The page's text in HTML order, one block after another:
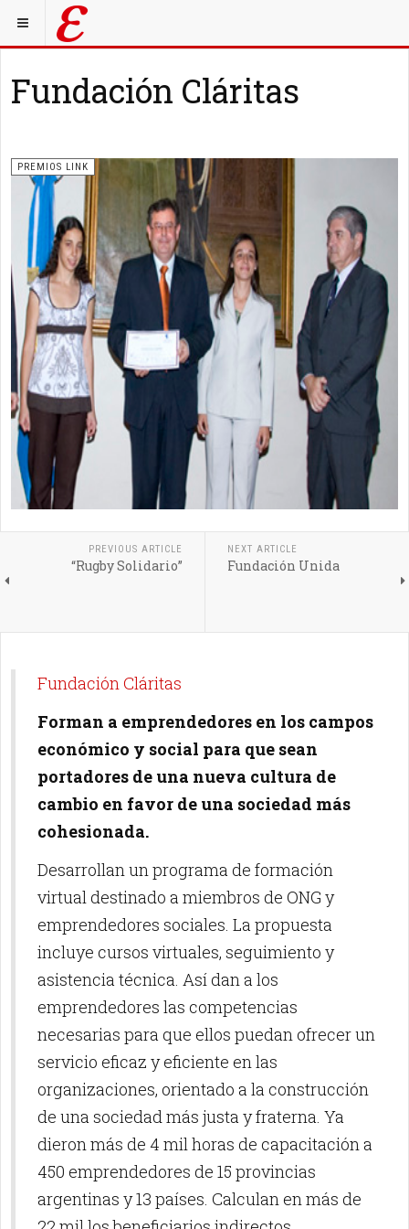
Fundación Cláritas
PREMIOS LINK
PREVIOUS ARTICLE
“Rugby Solidario”
NEXT ARTICLE
Fundación Unida
Fundación Cláritas
Forman a emprendedores en los campos
económico y social para que sean
portadores de una nueva cultura de
cambio en favor de una sociedad más
cohesionada.
Desarrollan un programa de formación
virtual destinado a miembros de ONG y
emprendedores sociales. La propuesta
incluye cursos virtuales, seguimiento y
asistencia técnica. Así dan a los
emprendedores las competencias
necesarias para que ellos puedan ofrecer un
servicio eficaz y eficiente en las
organizaciones, orientado a la construcción
de una sociedad más justa y fraterna. Ya
dieron más de 4 mil horas de capacitación a
450 emprendedores de 15 provincias
argentinas y 13 países. Calculan en más de